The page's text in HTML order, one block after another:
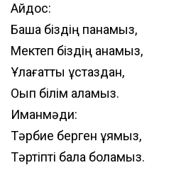
Айдос:
Бақша біздің панамыз,
Мектеп біздің анамыз,
Ұлағатты ұстаздан,
Оқып білім аламыз.
Иманмәди:
Тәрбие берген ұямыз,
Тәртіпті бала боламыз.